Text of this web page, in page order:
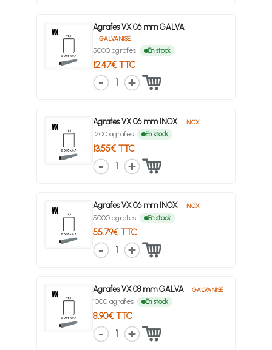
Agrafes VX 06 mm GALVA
GALVANISÉ
5000 agrafes En stock
12.47€ TTC
1
Agrafes VX 06 mm INOX INOX
1200 agrafes En stock
13.55€ TTC
1
Agrafes VX 06 mm INOX INOX
5000 agrafes En stock
55.79€ TTC
1
Agrafes VX 08 mm GALVA GALVANISÉ
1000 agrafes En stock
8.90€ TTC
1